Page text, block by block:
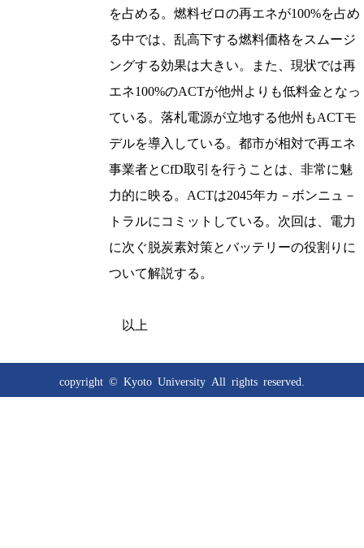
を占める。燃料ゼロの再エネが100%を占め
る中では、乱高下する燃料価格をスムージ
ングする効果は大きい。また、現状では再
エネ100%のACTが他州よりも低料金となっ
ている。落札電源が立地する他州もACTモ
デルを導入している。都市が相対で再エネ
事業者とCfD取引を行うことは、非常に魅
力的に映る。ACTは2045年カ－ボンニュ－
トラルにコミットしている。次回は、電力
に次ぐ脱炭素対策とバッテリーの役割りに
ついて解説する。
以上
copyright © Kyoto University All rights reserved.